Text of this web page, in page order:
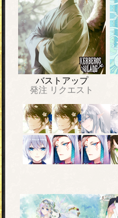
バストアップ
発注 リクエスト